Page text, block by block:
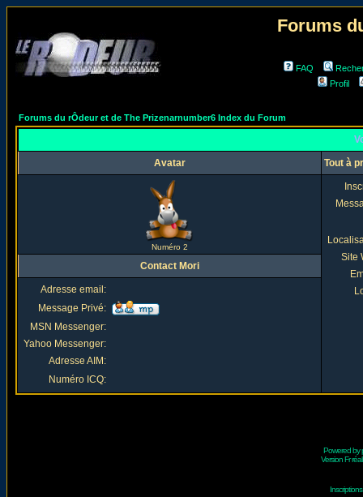
Forums
FAQ
Profil
Forums du rÔdeur et de The Prizenarnumber6 Index du Forum
Avatar Tout à
Numéro 2
Site
Contact Mori
Adresse email:
Message Privé:
MSN Messenger:
Yahoo Messenger:
Adresse AIM:
Numéro ICQ:
Powered by
Version Fr